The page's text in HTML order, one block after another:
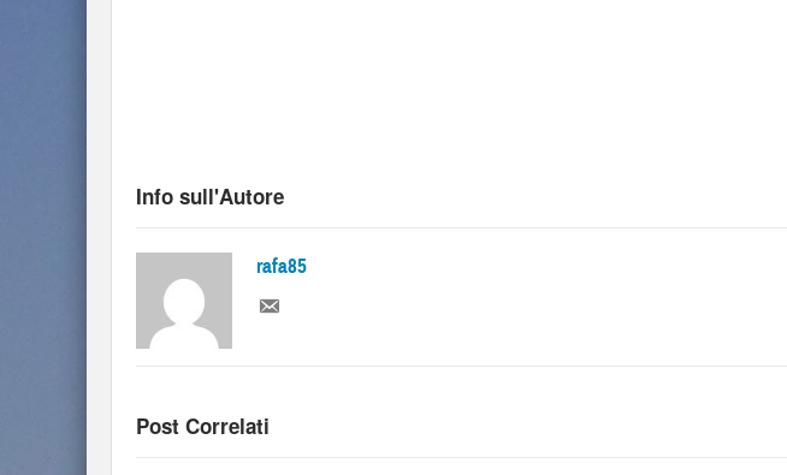
Info sull'Autore
rafa85
Post Correlati